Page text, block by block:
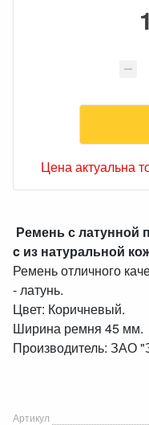
Цена актуальна
Ремень с латунной
c из натуральной
Ремень отличного
- латунь.
Цвет: Коричневый.
Ширина ремня 45 мм.
Производитель: ЗАО
Артикул